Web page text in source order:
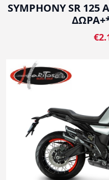
SYMPHONY SR